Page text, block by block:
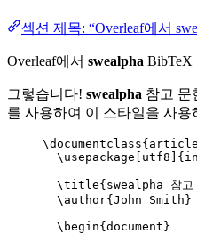
섹션 제목: “Overleaf에서
Overleaf에서 swealpha BibTeX
그렇습니다! swealpha 참고 문
를 사용하여 이 스타일을 사용
\documentclass{ article
\usepackage
utf8 ]{
\title{swealpha 참고
\author{John Smith}
\begin{ document }